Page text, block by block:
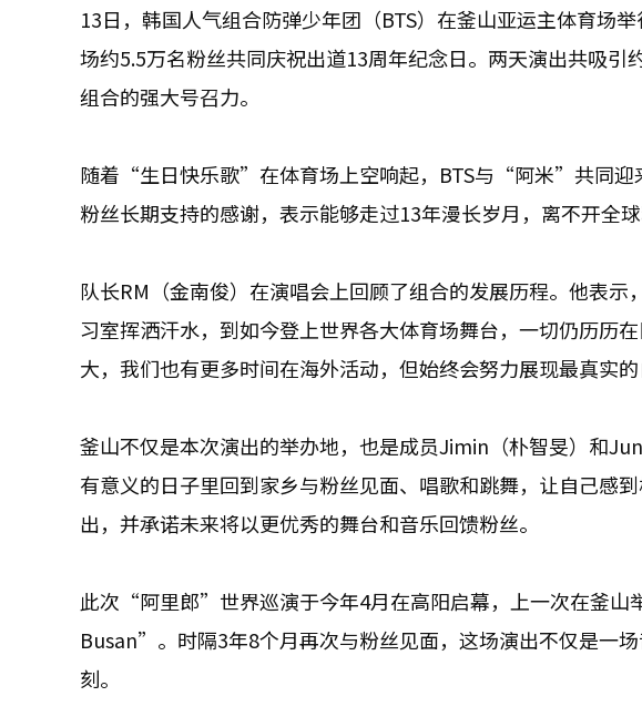
13日，韩国人气组合防弹少年团（BTS）在釜山亚运主体育
场约5.5万名粉丝共同庆祝出道13周年纪念日。两天演出共吸引
组合的强大号召力。
随着“生日快乐歌”在体育场上空响起，BTS与“阿米”共同迎
粉丝长期支持的感谢，表示能够走过13年漫长岁月，离不开全球
队长RM（金南俊）在演唱会上回顾了组合的发展历程。他表
习室挥洒汗水，到如今登上世界各大体育场舞台，一切仍历历
大，我们也有更多时间在海外活动，但始终会努力展现最真实
釜山不仅是本次演出的举办地，也是成员Jimin（朴智旻）和
有意义的日子里回到家乡与粉丝见面、唱歌和跳舞，让自己感
出，并承诺未来将以更优秀的舞台和音乐回馈粉丝。
此次“阿里郎”世界巡演于今年4月在高阳启幕，上一次在釜
Busan”。时隔3年8个月再次与粉丝见面，这场演出不仅是一
刻。